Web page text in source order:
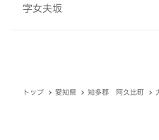
字女夫坂
トップ 愛知県 知多郡 阿久比町